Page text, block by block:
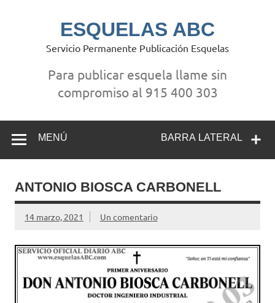
ESQUELAS ABC
Servicio Permanente Publicación Esquelas
Para publicar esquela llame sin
compromiso al 915 400 303
BARRA LATERAL
MENÚ
ANTONIO BIOSCA CARBONELL
14 marzo, 2021 Un comentario